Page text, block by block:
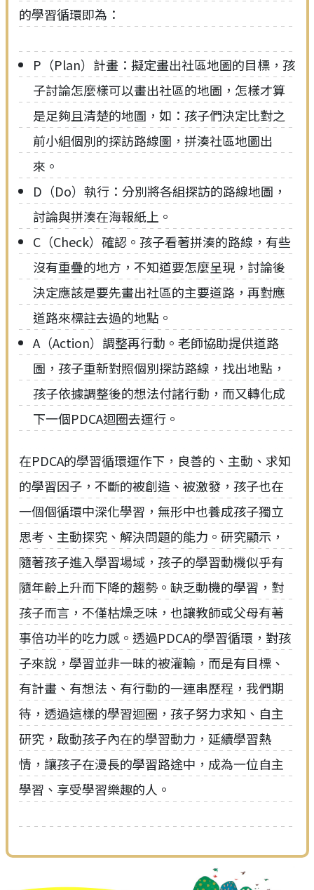
的學習循環即為：
P（Plan）計畫：擬定畫出社區地圖的目標，孩
子討論怎麼樣可以畫出社區的地圖，怎樣才算
是足夠且清楚的地圖，如：孩子們決定比對之
前小組個別的探訪路線圖，拼湊社區地圖出
來。
D（Do）執行：分別將各組探訪的路線地圖，
討論與拼湊在海報紙上。
C（Check）確認。孩子看著拼湊的路線，有些
沒有重疊的地方，不知道要怎麼呈現，討論後
決定應該是要先畫出社區的主要道路，再對應
道路來標註去過的地點。
A（Action）調整再行動。老師協助提供道路
圖，孩子重新對照個別探訪路線，找出地點，
孩子依據調整後的想法付諸行動，而又轉化成
下一個PDCA迴圈去運行。
在PDCA的學習循環運作下，良善的、主動、求知
的學習因子，不斷的被創造、被激發，孩子也在
一個個循環中深化學習，無形中也養成孩子獨立
思考、主動探究、解決問題的能力。研究顯示，
隨著孩子進入學習場域，孩子的學習動機似乎有
隨年齡上升而下降的趨勢。缺乏動機的學習，對
孩子而言，不僅枯燥乏味，也讓教師或父母有著
事倍功半的吃力感。透過PDCA的學習循環，對孩
子來說，學習並非一昧的被灌輸，而是有目標、
有計畫、有想法、有行動的一連串歷程，我們期
待，透過這樣的學習迴圈，孩子努力求知、自主
研究，啟動孩子內在的學習動力，延續學習熱
情，讓孩子在漫長的學習路途中，成為一位自主
學習、享受學習樂趣的人。